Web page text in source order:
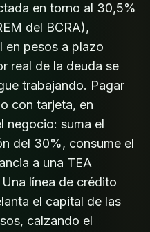
en torno al 30,5%
del BCRA),
en pesos a plazo
real de la deuda se
trabajando. Pagar
con tarjeta, en
negocio: suma el
del 30%, consume el
a una TEA
línea de crédito
el capital de las
calzando el